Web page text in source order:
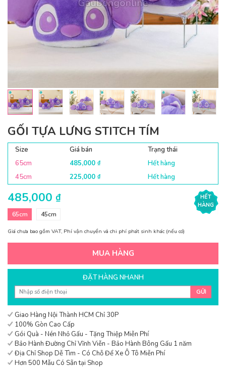
GỐI TỰA LƯNG STITCH TÍM
Size Giá bán
Trạng thái
65cm
485,000₫
Hết hàng
45cm
225,000₫ Hết hàng
HẾT
HÀNG
485,000 ₫
65cm 45cm
Giá chưa bao gồm VAT, Phí vận chuyển và chi phí phát sinh khác (nếu có)
MUA HÀNG
ĐẶT HÀNG NHANH
GỬI
Giao Hàng Nội Thành HCM Chỉ 30P
100% Gòn Cao Cấp
Gói Quà - Nén Nhỏ Gấu - Tặng Thiệp Miễn Phí
Bảo Hành Đường Chỉ Vĩnh Viễn - Bảo Hành Bông Gấu 1 năm
Địa Chỉ Shop Dễ Tìm - Có Chỗ Để Xe Ô Tô Miễn Phí
Hơn 500 Mẫu Có Sẵn tại Shop